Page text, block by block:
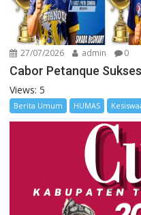
27/07/2026 admin 0
Cabor Petanque
Views: 5
Berita Umum HUMAS